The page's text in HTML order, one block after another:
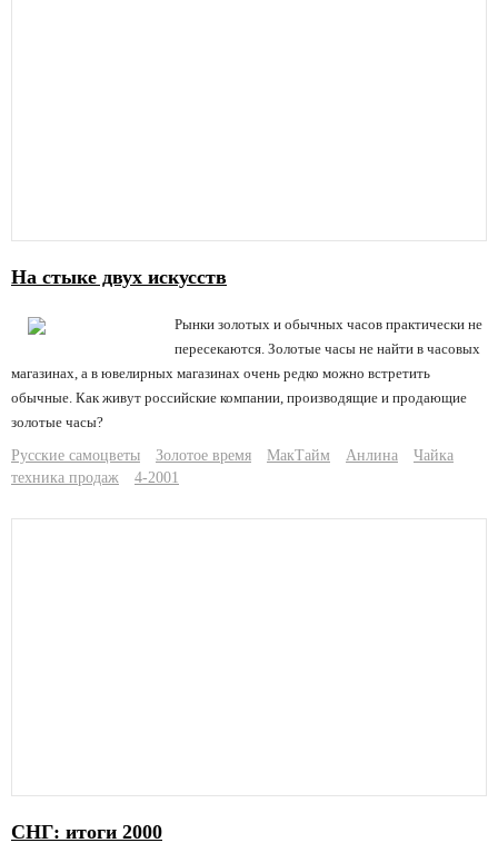
На стыке двух искусств
Рынки золотых и обычных часов практически не
пересекаются. Золотые часы не найти в часовых
магазинах, а в ювелирных магазинах очень редко можно встретить
обычные. Как живут российские компании, производящие и продающие
золотые часы?
Русские самоцветы
Золотое время МакТайм Анлина
Чайка
техника продаж
4-2001
СНГ: итоги 2000